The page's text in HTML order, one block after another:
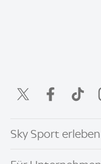
Sky Sport erleben